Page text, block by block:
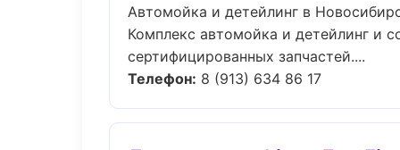
Автомойка и детейлинг в
Комплекс автомойка и детейлинг и
сертифицированных запчастей....
Телефон: 8 (913) 634 86 17